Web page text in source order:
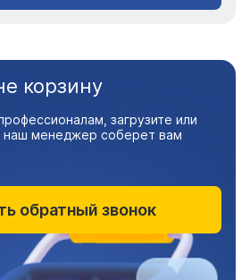
корзину
загрузите или
наш менеджер соберет вам
обратный звонок